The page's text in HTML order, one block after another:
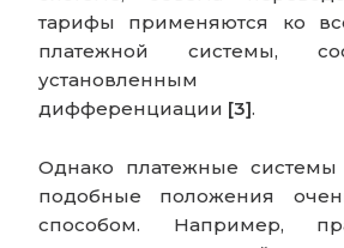
тарифы применяются ко
платежной системы,
установленным
дифференциации [3].
Однако платежные системы
подобные положения
способом. Например,